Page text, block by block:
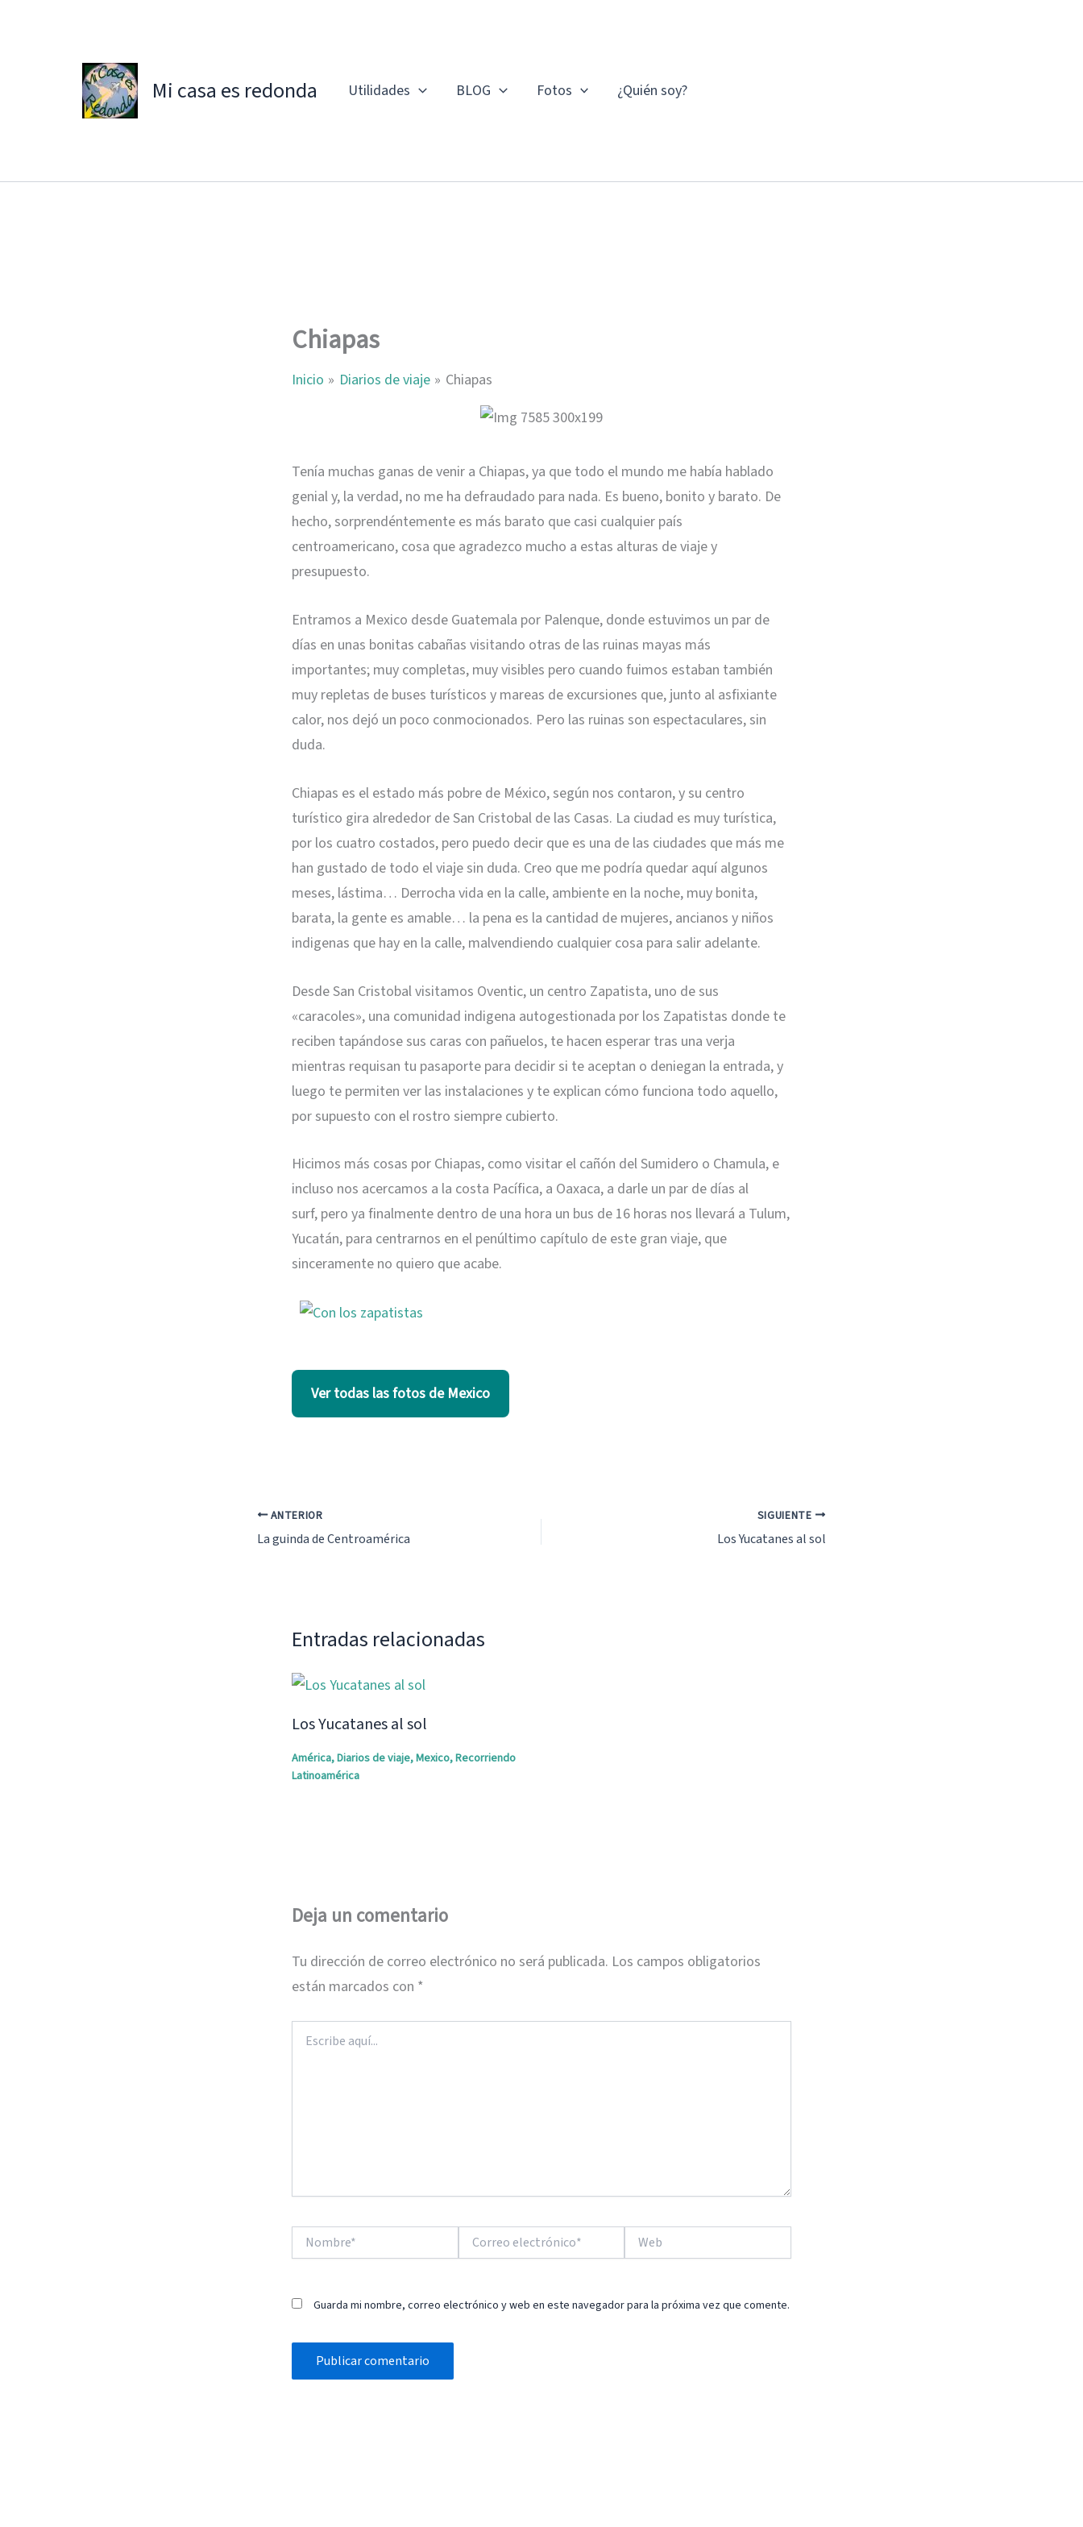
Mi casa es redonda Utilidades BLOG Fotos ¿Quién soy?
Chiapas
Inicio Diarios de viaje Chiapas
Tenía muchas ganas de venir a Chiapas, ya que todo el mundo me había hablado
genial y, la verdad, no me ha defraudado para nada. Es bueno, bonito y barato. De
hecho, sorprendéntemente es más barato que casi cualquier país
centroamericano, cosa que agradezco mucho a estas alturas de viaje y
presupuesto.
Entramos a Mexico desde Guatemala por Palenque, donde estuvimos un par de
días en unas bonitas cabañas visitando otras de las ruinas mayas más
importantes; muy completas, muy visibles pero cuando fuimos estaban también
muy repletas de buses turísticos y mareas de excursiones que, junto al asfixiante
calor, nos dejó un poco conmocionados. Pero las ruinas son espectaculares, sin
duda.
Chiapas es el estado más pobre de México, según nos contaron, y su centro
turístico gira alrededor de San Cristobal de las Casas. La ciudad es muy turística,
por los cuatro costados, pero puedo decir que es una de las ciudades que más me
han gustado de todo el viaje sin duda. Creo que me podría quedar aquí algunos
meses, lástima… Derrocha vida en la calle, ambiente en la noche, muy bonita,
barata, la gente es amable… la pena es la cantidad de mujeres, ancianos y niños
indigenas que hay en la calle, malvendiendo cualquier cosa para salir adelante.
Desde San Cristobal visitamos Oventic, un centro Zapatista, uno de sus
«caracoles», una comunidad indigena autogestionada por los Zapatistas donde te
reciben tapándose sus caras con pañuelos, te hacen esperar tras una verja
mientras requisan tu pasaporte para decidir si te aceptan o deniegan la entrada, y
luego te permiten ver las instalaciones y te explican cómo funciona todo aquello,
por supuesto con el rostro siempre cubierto.
Hicimos más cosas por Chiapas, como visitar el cañón del Sumidero o Chamula, e
incluso nos acercamos a la costa Pacífica, a Oaxaca, a darle un par de días al
surf, pero ya finalmente dentro de una hora un bus de 16 horas nos llevará a Tulum,
Yucatán, para centrarnos en el penúltimo capítulo de este gran viaje, que
sinceramente no quiero que acabe.
Ver todas las fotos de Mexico
ANTERIOR
La guinda de Centroamérica
SIGUIENTE
Los Yucatanes al sol
Entradas relacionadas
Los Yucatanes al sol
América,Diarios de viaje,Mexico,Recorriendo
Latinoamérica
Deja un comentario
Tu dirección de correo electrónico no será publicada. Los campos obligatorios
están marcados con *
aquí...
electrónico*
Guarda mi nombre, correo electrónico y web en este navegador para la próxima vez que comente.